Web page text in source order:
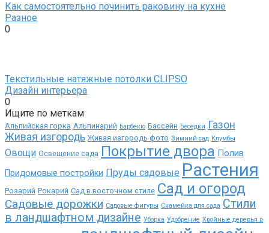
Как самостоятельно починить раковину на кухне
Разное
0
Текстильные натяжные потолки CLIPSO
Дизайн интерьера
0
Ищите по меткам
Альпийская горка Альпинарий Барбекю Бассейн Беседки
Газон
Живая изгородь Живая изгородь фото Зимний сад Клумбы
Овощи Освещение сада Покрытие двора Полив
Придомовые постройки Пруды садовые Растения
Розарий Рокарий Сад в восточном стиле Сад и огород
Садовые дорожки Садовые фигуры Скамейка для сада Стили
в ландшафтном дизайне Уборка Удобрение Хвойные деревья в